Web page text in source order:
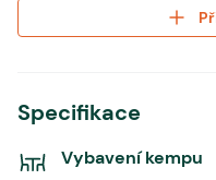
Specifikace
Vybavení kempu